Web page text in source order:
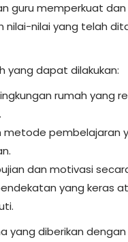
guru memperkuat dan
nilai-nilai yang telah
yang dapat dilakukan:
rumah yang
metode pembelajaran
dan motivasi
yang keras
yang diberikan